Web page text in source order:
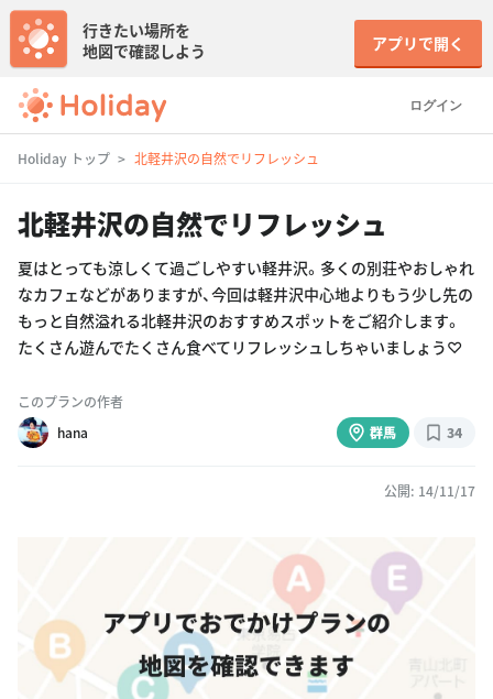
ログイン
行きたい場所を
地図で確認しよう
アプリで開く
Holiday トップ 北軽井沢の自然でリフレッシュ
北軽井沢の自然でリフレッシュ
夏はとっても涼しくて過ごしやすい軽井沢。多くの別荘やおしゃれ
なカフェなどがありますが、今回は軽井沢中心地よりもう少し先の
もっと自然溢れる北軽井沢のおすすめスポットをご紹介します。
たくさん遊んでたくさん食べてリフレッシュしちゃいましょう♡
このプランの作者
hana
群馬 34
公開: 14/11/17